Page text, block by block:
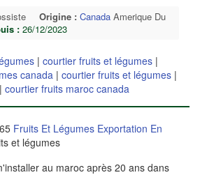
Origine : Canada Amerique Du
: 26/12/2023
| courtier fruits et légumes |
canada | courtier fruits et légumes |
| courtier fruits maroc canada
Fruits Et Légumes Exportation En
et légumes
au maroc après 20 ans dans